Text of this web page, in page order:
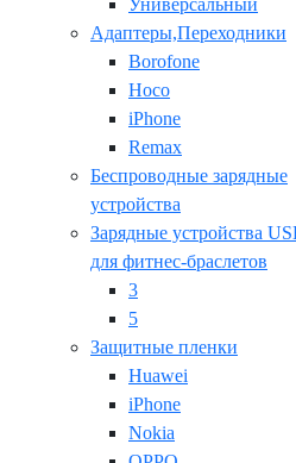
Универсальный
Адаптеры,Переходники
Borofone
Hoco
iPhone
Remax
Беспроводные зарядные
устройства
Зарядные устройства
для фитнес-браслетов
3
5
Защитные пленки
Huawei
iPhone
Nokia